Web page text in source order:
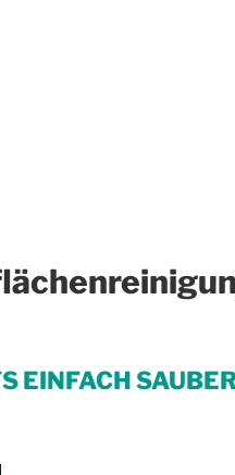
EINFACH